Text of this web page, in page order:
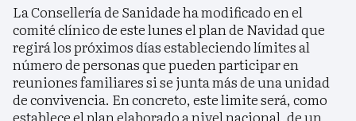
La Consellería de Sanidade ha modificado en el
comité clínico de este lunes el plan de Navidad que
regirá los próximos días estableciendo límites al
número de personas que pueden participar en
reuniones familiares si se junta más de una unidad
de convivencia. En concreto, este limite será, como
establece el plan elaborado a nivel nacional, de un